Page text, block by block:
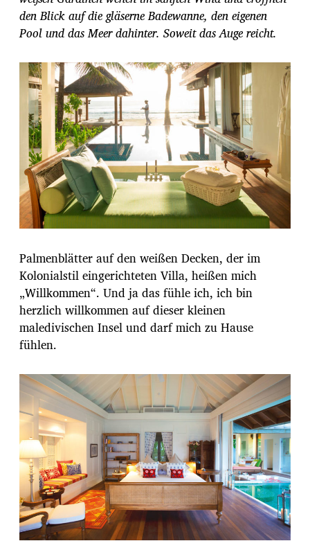
t
u
den Blick auf die gläserne Badewanne, den eigenen
Pool und das Meer dahinter. Soweit das Auge reicht.
Palmenblätter auf den weißen Decken, der im
Kolonialstil eingerichteten Villa, heißen mich
„Willkommen“. Und ja das fühle ich, ich bin
herzlich willkommen auf dieser kleinen
maledivischen Insel und darf mich zu Hause
fühlen.